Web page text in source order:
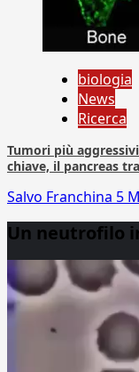
biologia
News
Ricerca
Tumori più
chiave, il pancreas
Salvo Franchina 5
Un neutrofilo
Player